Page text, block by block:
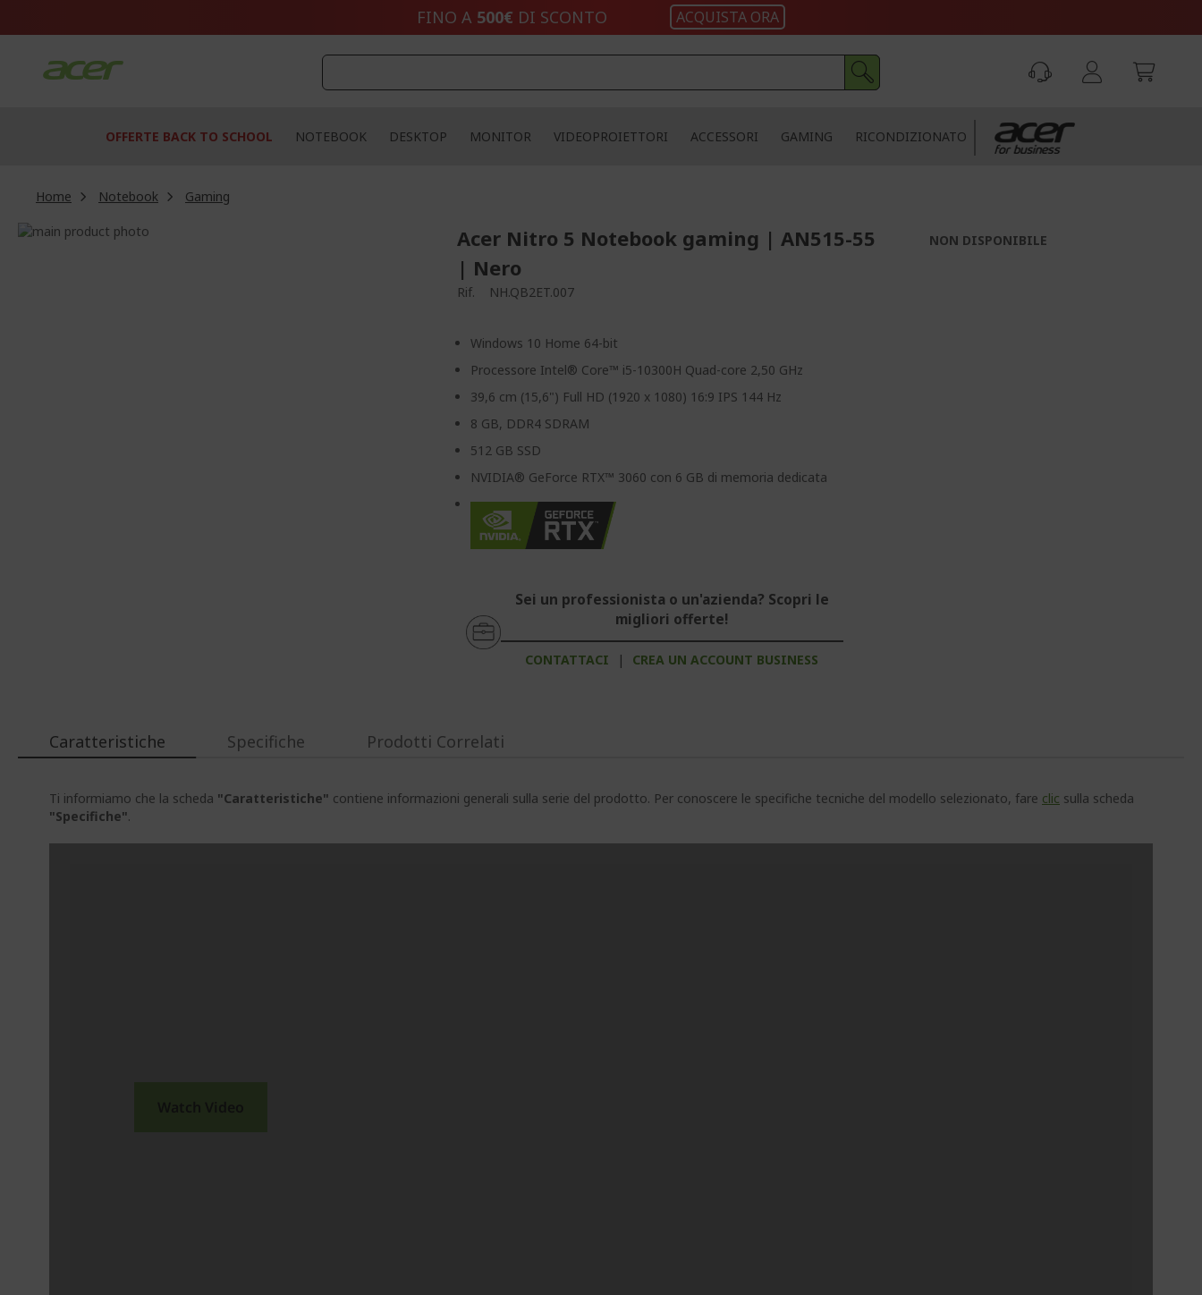
FINO A 500€ DI SCONTO ACQUISTA ORA
OFFERTE BACK TO SCHOOL NOTEBOOK DESKTOP MONITOR VIDEOPROIETTORI ACCESSORI GAMING RICONDIZIONATO
Home Notebook
Gaming
Vai
Acer Nitro 5 Notebook gaming | AN515-55
| Nero
Rif. NH.QB2ET.007
Windows 10 Home 64-bit
Processore Intel® Core™ i5-10300H Quad-core 2,50 GHz
39,6 cm (15,6") Full HD (1920 x 1080) 16:9 IPS 144 Hz
8 GB, DDR4 SDRAM
512 GB SSD
NVIDIA® GeForce RTX™ 3060 con 6 GB di memoria dedicata
Sei un professionista o un'azienda? Scopri le
migliori offerte!
CONTATTACI | CREA UN ACCOUNT BUSINESS
NON DISPONIBILE
Caratteristiche
Ti informiamo che la scheda "Caratteristiche" contiene informazioni generali sulla serie del prodotto. Per conoscere le specifiche tecniche del modello selezionato, fare clic sulla scheda
"Specifiche".
Specifiche Prodotti Correlati